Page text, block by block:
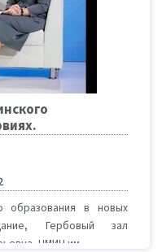
образования в новых
Гербовый зал
НМИЦ им. ...